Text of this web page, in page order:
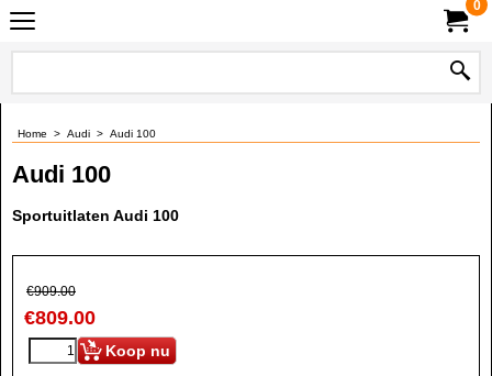
0
Home > Audi > Audi 100
Audi 100
Sportuitlaten Audi 100
€909.00
€809.00
Koop nu